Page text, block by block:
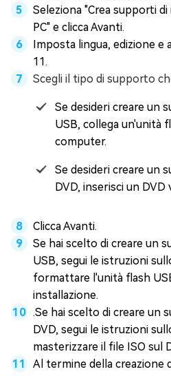
Seleziona "Crea supporti
PC" e clicca Avanti.
Imposta lingua, edizione e
11.
Scegli il tipo di supporto
Se desideri creare un
USB, collega un'unità
computer.
Se desideri creare un
DVD, inserisci un
Clicca Avanti.
Se hai scelto di creare un
USB, segui le istruzioni
formattare l'unità flash
installazione.
.Se hai scelto di creare un
DVD, segui le istruzioni
masterizzare il file ISO sul
Al termine della creazione